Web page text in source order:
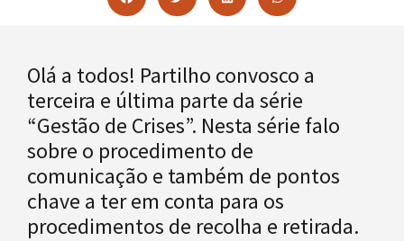
Olá a todos! Partilho convosco a
terceira e última parte da série
“Gestão de Crises”. Nesta série falo
sobre o procedimento de
comunicação e também de pontos
chave a ter em conta para os
procedimentos de recolha e retirada.